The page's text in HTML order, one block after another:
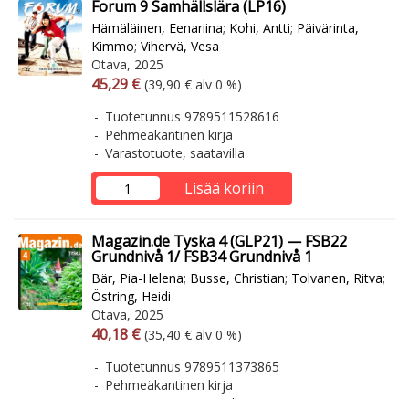
Forum 9 Samhällslära (LP16)
Hämäläinen, Eenariina; Kohi, Antti; Päivärinta,
Kimmo; Vihervä, Vesa
Otava, 2025
Arvonlisäverollinen hinta
45,29 € Arvonlisäveroton hinta
(39,90 € alv 0 %)
Tuotetunnus 9789511528616
Pehmeäkantinen kirja
Varastotuote, saatavilla
Lisää koriin
Magazin.de Tyska 4 (GLP21) — FSB22
Grundnivå 1/ FSB34 Grundnivå 1
Bär, Pia-Helena; Busse, Christian; Tolvanen, Ritva;
Östring, Heidi
Otava, 2025
Arvonlisäverollinen hinta
40,18 € Arvonlisäveroton hinta
(35,40 € alv 0 %)
Tuotetunnus 9789511373865
Pehmeäkantinen kirja